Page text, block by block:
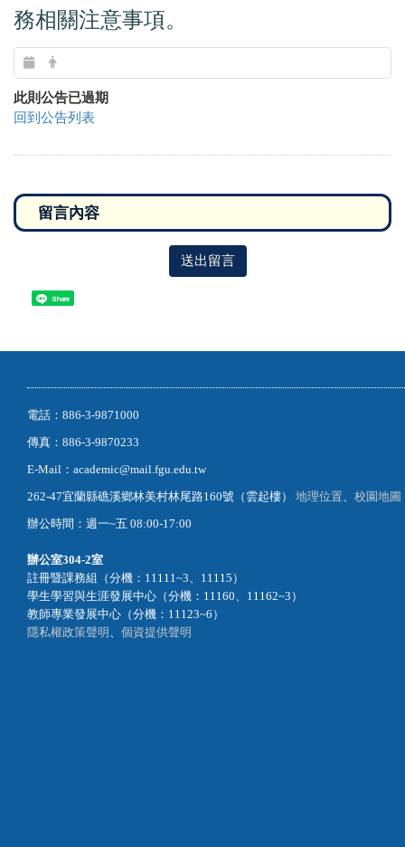
務相關注意事項。
此則公告已過期
回到公告列表
送出留言
Share
電話：886-3-9871000
傳真：886-3-9870233
E-Mail：academic@mail.fgu.edu.tw
262-47宜蘭縣礁溪鄉林美村林尾路160號（雲起樓） 地理位置
校園地圖
辦公時間：週一~五 08:00-17:00
辦公室304-2室
註冊暨課務組（分機：11111~3、11115）
學生學習與生涯發展中心（分機：11160、11162~3）
教師專業發展中心（分機：11123~6）
隱私權政策聲明
個資提供聲明